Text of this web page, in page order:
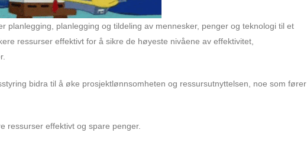
planlegging, planlegging og tildeling av mennesker, penger og teknologi til et
ressurser effektivt for å sikre de høyeste nivåene av effektivitet,
bidra til å øke prosjektlønnsomheten og ressursutnyttelsen, noe som fører
ressurser effektivt og spare penger.